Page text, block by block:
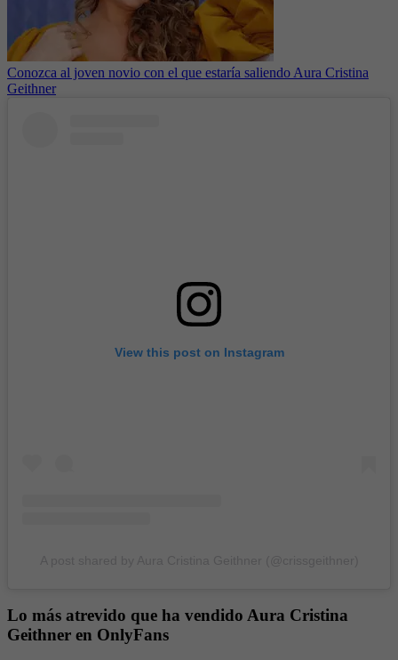
Conozca al joven novio con el que estaría saliendo Aura Cristina
Geithner
View this post on Instagram
Lo más atrevido que ha vendido Aura Cristina
Geithner en OnlyFans